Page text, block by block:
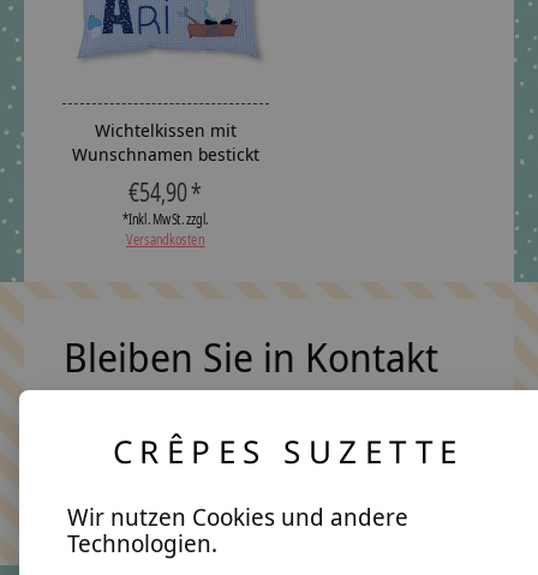
Wichtelkissen mit
Wunschnamen bestickt
€54,90 *
*Inkl. MwSt. zzgl.
Versandkosten
Bleiben Sie in Kontakt
CRÊPES SUZETTE
Wir nutzen Cookies und andere
Technologien.